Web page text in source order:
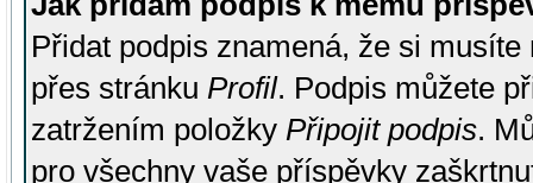
Přidat podpis znamená, že si
přes stránku Profil. Podpis můžete
zatržením položky Připojit podpis.
pro všechny vaše příspěvky